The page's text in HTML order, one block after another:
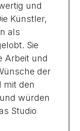
und
Künstler,
als
Sie
Arbeit und
der
mit den
würden
Studio